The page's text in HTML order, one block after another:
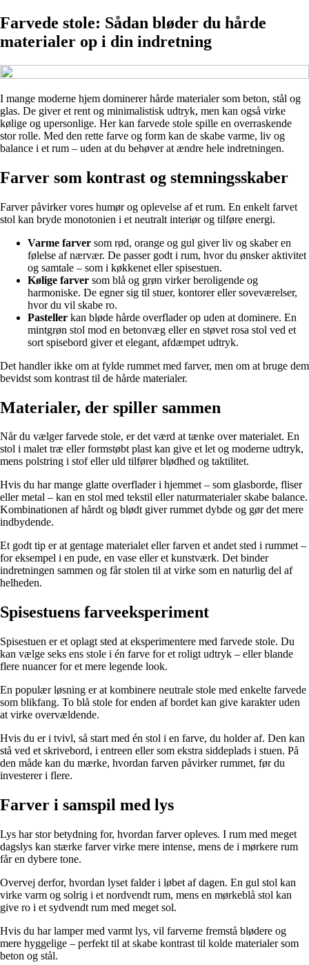
Farvede stole: Sådan bløder du hårde
materialer op i din indretning
I mange moderne hjem dominerer hårde materialer som beton, stål og
glas. De giver et rent og minimalistisk udtryk, men kan også virke
kølige og upersonlige. Her kan farvede stole spille en overraskende
stor rolle. Med den rette farve og form kan de skabe varme, liv og
balance i et rum – uden at du behøver at ændre hele indretningen.
Farver som kontrast og stemningsskaber
Farver påvirker vores humør og oplevelse af et rum. En enkelt farvet
stol kan bryde monotonien i et neutralt interiør og tilføre energi.
Varme farver som rød, orange og gul giver liv og skaber en
følelse af nærvær. De passer godt i rum, hvor du ønsker aktivitet
og samtale – som i køkkenet eller spisestuen.
Kølige farver som blå og grøn virker beroligende og
harmoniske. De egner sig til stuer, kontorer eller soveværelser,
hvor du vil skabe ro.
Pasteller kan bløde hårde overflader op uden at dominere. En
mintgrøn stol mod en betonvæg eller en støvet rosa stol ved et
sort spisebord giver et elegant, afdæmpet udtryk.
Det handler ikke om at fylde rummet med farver, men om at bruge dem
bevidst som kontrast til de hårde materialer.
Materialer, der spiller sammen
Når du vælger farvede stole, er det værd at tænke over materialet. En
stol i malet træ eller formstøbt plast kan give et let og moderne udtryk,
mens polstring i stof eller uld tilfører blødhed og taktilitet.
Hvis du har mange glatte overflader i hjemmet – som glasborde, fliser
eller metal – kan en stol med tekstil eller naturmaterialer skabe balance.
Kombinationen af hårdt og blødt giver rummet dybde og gør det mere
indbydende.
Et godt tip er at gentage materialet eller farven et andet sted i rummet –
for eksempel i en pude, en vase eller et kunstværk. Det binder
indretningen sammen og får stolen til at virke som en naturlig del af
helheden.
Spisestuens farveeksperiment
Spisestuen er et oplagt sted at eksperimentere med farvede stole. Du
kan vælge seks ens stole i én farve for et roligt udtryk – eller blande
flere nuancer for et mere legende look.
En populær løsning er at kombinere neutrale stole med enkelte farvede
som blikfang. To blå stole for enden af bordet kan give karakter uden
at virke overvældende.
Hvis du er i tvivl, så start med én stol i en farve, du holder af. Den kan
stå ved et skrivebord, i entreen eller som ekstra siddeplads i stuen. På
den måde kan du mærke, hvordan farven påvirker rummet, før du
investerer i flere.
Farver i samspil med lys
Lys har stor betydning for, hvordan farver opleves. I rum med meget
dagslys kan stærke farver virke mere intense, mens de i mørkere rum
får en dybere tone.
Overvej derfor, hvordan lyset falder i løbet af dagen. En gul stol kan
virke varm og solrig i et nordvendt rum, mens en mørkeblå stol kan
give ro i et sydvendt rum med meget sol.
Hvis du har lamper med varmt lys, vil farverne fremstå blødere og
mere hyggelige – perfekt til at skabe kontrast til kolde materialer som
beton og stål.